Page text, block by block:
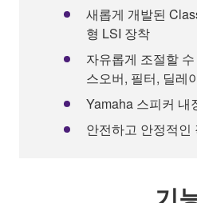
새롭게 개발된
형 LSI 장착
자유롭게 조절할
스오버, 필터, 딜레
Yamaha 스피커 내
안전하고 안정적인